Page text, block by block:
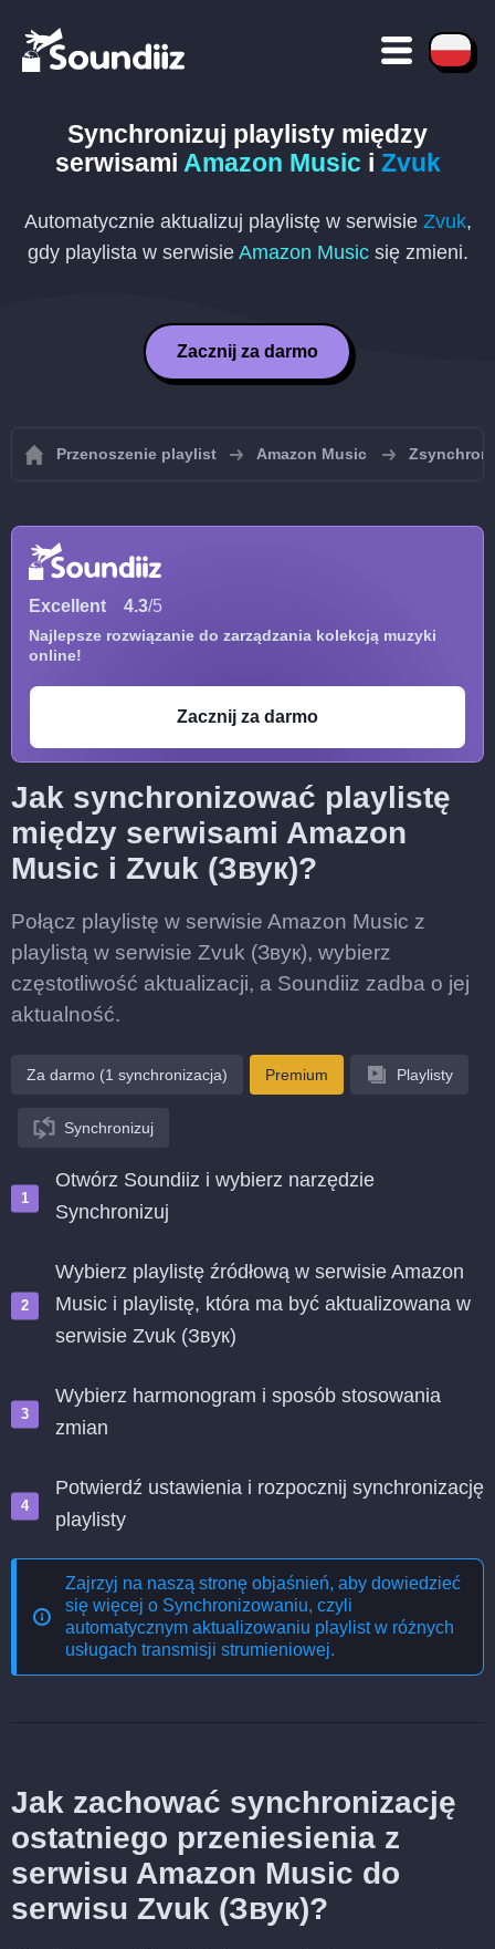
Synchronizuj playlisty między
serwisami Amazon Music i Zvuk
Automatycznie aktualizuj playlistę w serwisie Zvuk,
gdy playlista w serwisie Amazon Musicsię zmieni.
Zacznij za darmo
Przenoszenie playlist Amazon Music
Excellent 4.3/5
Najlepsze rozwiązanie do zarządzania kolekcją muzyki
online!
Zacznij za darmo
Jak synchronizować playlistę
między serwisami Amazon
Music i Zvuk (Звук)?
Połącz playlistę w serwisie Amazon Music z
playlistą w serwisie Zvuk (Звук), wybierz
częstotliwość aktualizacji, a Soundiiz zadba o jej
aktualność.
Za darmo (1 synchronizacja) Premium Playlisty
Synchronizuj
Otwórz Soundiiz i wybierz narzędzie
Synchronizuj
Wybierz playlistę źródłową w serwisie Amazon
Music i playlistę, która ma być aktualizowana w
serwisie Zvuk (Звук)
Wybierz harmonogram i sposób stosowania
zmian
Potwierdź ustawienia i rozpocznij synchronizację
playlisty
Zajrzyj na naszą stronę objaśnień, aby dowiedzieć
się więcej o Synchronizowaniu, czyli
automatycznym aktualizowaniu playlist w różnych
usługach transmisji strumieniowej.
Jak zachować synchronizację
ostatniego przeniesienia z
serwisu Amazon Music do
serwisu Zvuk (Звук)?